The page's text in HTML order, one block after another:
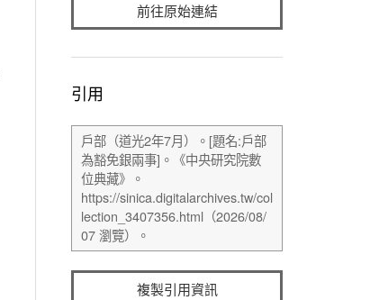
前往原始連結
引用
複製引用資訊